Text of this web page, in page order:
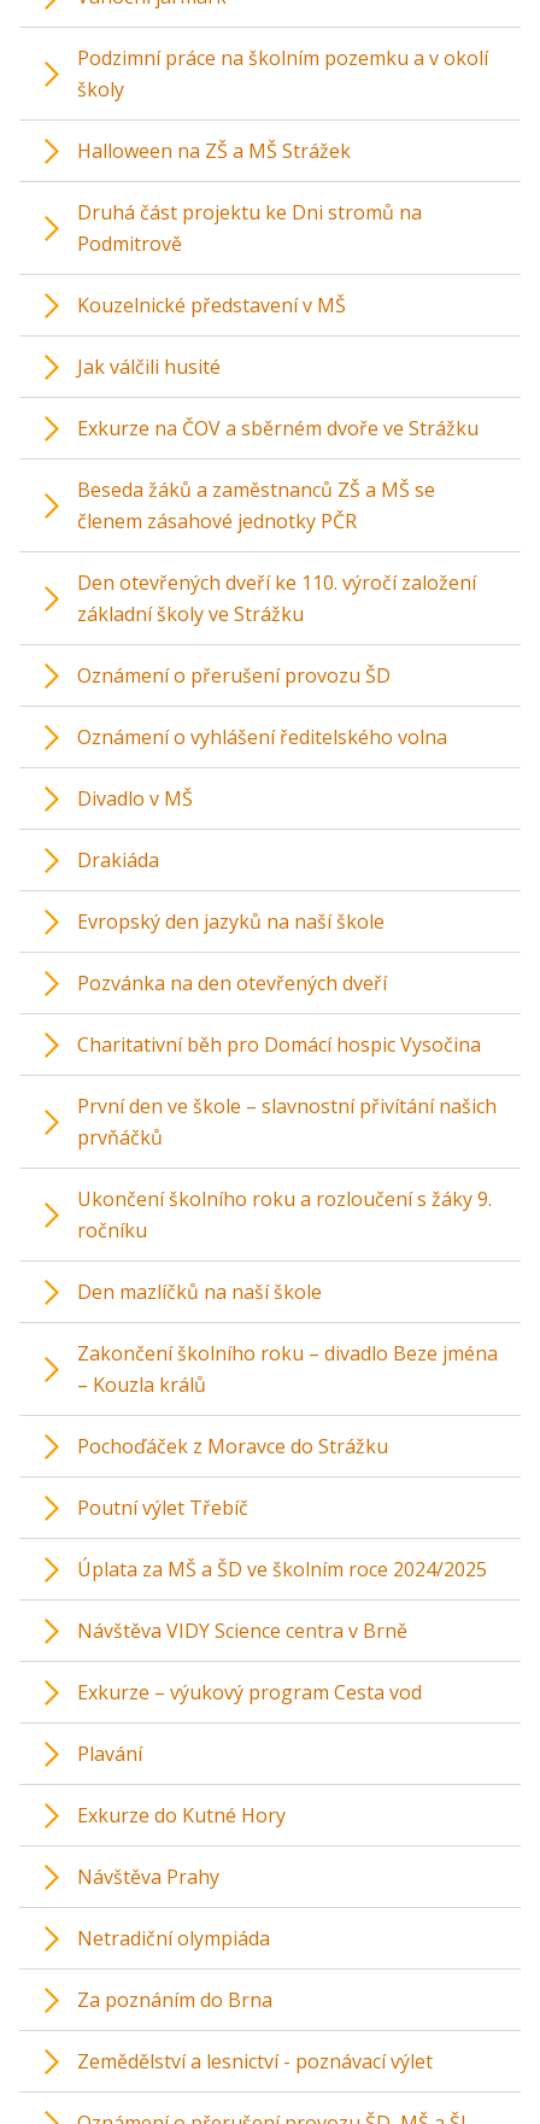
Podzimní práce na školním pozemku a v okolí
školy
Halloween na ZŠ a MŠ Strážek
Druhá část projektu ke Dni stromů na
Podmitrově
Kouzelnické představení v MŠ
Jak válčili husité
Exkurze na ČOV a sběrném dvoře ve Strážku
Beseda žáků a zaměstnanců ZŠ a MŠ se
členem zásahové jednotky PČR
Den otevřených dveří ke 110. výročí založení
základní školy ve Strážku
Oznámení o přerušení provozu ŠD
Oznámení o vyhlášení ředitelského volna
Divadlo v MŠ
Drakiáda
Evropský den jazyků na naší škole
Pozvánka na den otevřených dveří
Charitativní běh pro Domácí hospic Vysočina
První den ve škole – slavnostní přivítání našich
prvňáčků
Ukončení školního roku a rozloučení s žáky 9.
ročníku
Den mazlíčků na naší škole
Zakončení školního roku – divadlo Beze jména
– Kouzla králů
Pochoďáček z Moravce do Strážku
Poutní výlet Třebíč
Úplata za MŠ a ŠD ve školním roce 2024/2025
Návštěva VIDY Science centra v Brně
Exkurze – výukový program Cesta vod
Plavání
Exkurze do Kutné Hory
Návštěva Prahy
Netradiční olympiáda
Za poznáním do Brna
Zemědělství a lesnictví - poznávací výlet